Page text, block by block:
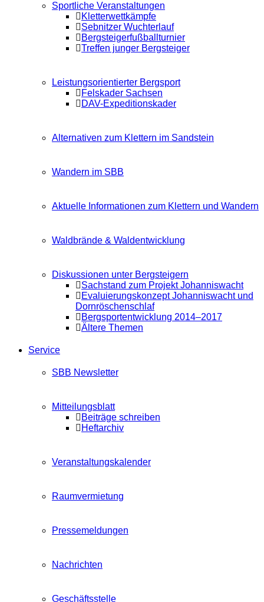
Sportliche Veranstaltungen
Kletterwettkämpfe
Sebnitzer Wuchterlauf
Bergsteigerfußballturnier
Treffen junger Bergsteiger
Leistungsorientierter Bergsport
Felskader Sachsen
DAV-Expeditionskader
Alternativen zum Klettern im Sandstein
Wandern im SBB
Aktuelle Informationen zum Klettern und Wandern
Waldbrände & Waldentwicklung
Diskussionen unter Bergsteigern
Sachstand zum Projekt Johanniswacht
Evaluierungskonzept Johanniswacht und
Dornröschenschlaf
Bergsportentwicklung 2014–2017
Ältere Themen
Service
SBB Newsletter
Mitteilungsblatt
Beiträge schreiben
Heftarchiv
Veranstaltungskalender
Raumvermietung
Pressemeldungen
Nachrichten
Geschäftsstelle